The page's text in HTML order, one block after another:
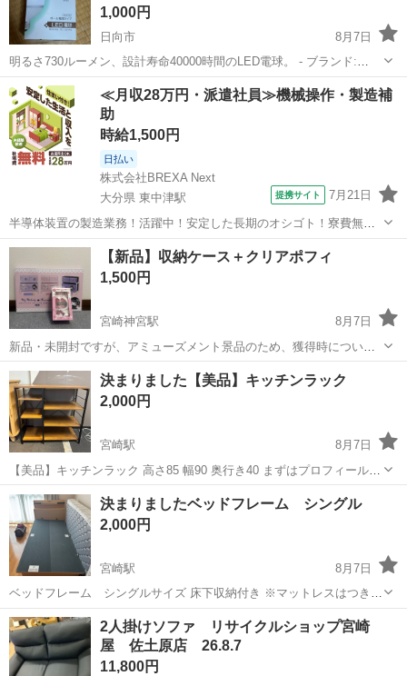
1,000円
日向市
8月7日
明るさ730ルーメン、設計寿命40000時間のLED電球。 - ブランド:
SHARP - モデル: DL-L81AN - 消費電力: 11.0W - 明るさ: 730ルーメン -
設計寿命: 40000時間 - 口金: ...
宮崎 日向市 照明器具 LED電球
≪月収28万円・派遣社員≫機械操作・製造補
助
時給1,500円
日払い
株式会社BREXA Next
大分県 東中津駅
提携サイト 7月21日
半導体装置の製造業務！活躍中！安定した長期のオシゴト！寮費無料
★赴任旅費会社負担◎20代～40代の男性活躍中★未経験活躍中！高時
給1,500円！《大分県中津市》 人気の工場のお仕事 ◇半導体装置内部
のシート製造◇ ＊クリー...
大分 中津市 東中津駅
【新品】収納ケース＋クリアポフィ
1,500円
宮崎神宮駅
8月7日
新品・未開封ですが、アミューズメント景品のため、獲得時についた
箱の細かな傷やへこみがある場合がございます。また、自宅保管品と
なりますので、あらかじめご了承ください。 ご理解いただける方の
み、ご購入をお願いいたします。
宮崎 宮崎市 宮崎神宮駅 収納家具
決まりました【美品】キッチンラック
2,000円
宮崎駅
8月7日
【美品】キッチンラック 高さ85 幅90 奥行き40 まずはプロフィール文
章をご確認下さい。 引き取りに来ていただいても構いません。 配送の
場合は、別途宮崎市内なら3000円〜、それ以外であれば5000円〜要相
談で頂け...
宮崎 宮崎市 宮崎駅 家具 ラック
決まりましたベッドフレーム シングル
2,000円
宮崎駅
8月7日
ベッドフレーム シングルサイズ 床下収納付き ※マットレスはつきま
せん 現在バラしてありますが取説ありますので 組み立ては簡単です
まずはプロフィール文章をご確認下さい。 引き取りに来ていただいて
も構いません。 配送...
宮崎 宮崎市 宮崎駅 寝具
2人掛けソファ リサイクルショップ宮崎
屋 佐土原店 26.8.7
11,800円